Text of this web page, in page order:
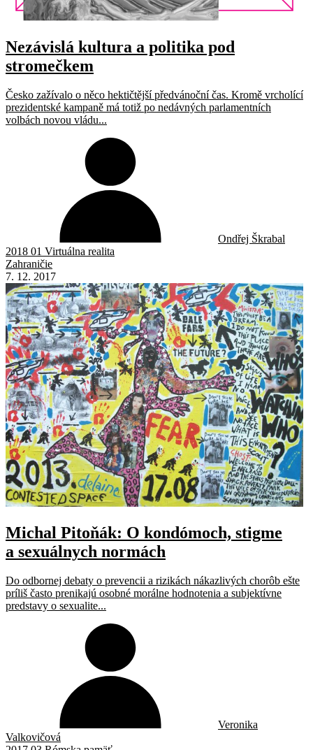
Nezávislá kultura a politika pod
stromečkem
Česko zažívalo o něco hektičtější předvánoční čas. Kromě vrcholící
prezidentské kampaně má totiž po nedávných parlamentních
volbách novou vládu...
Ondřej Škrabal
2018 01 Virtuálna realita
Zahraničie
7. 12. 2017
Michal Pitoňák: O kondómoch, stigme
a sexuálnych normách
Do odbornej debaty o prevencii a rizikách nákazlivých chorôb ešte
príliš často prenikajú osobné morálne hodnotenia a subjektívne
predstavy o sexualite...
Veronika
Valkovičová